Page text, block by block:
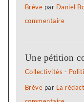
a
Brève par Daniel
commentaire
le
Une pétition
Collectivités -
Brève par La